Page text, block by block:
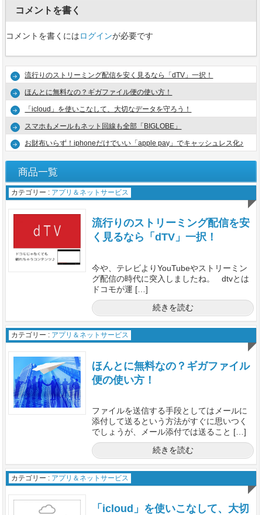
コメントを書く
コメントを書くにはログインが必要です
流行りのストリーミング配信を安く見るなら「dTV」一択！
ほんとに無料なの？ギガファイル便の使い方！
「icloud」を使いこなして、大切なデータを守ろう！
スマホもメールもネット回線も全部「BIGLOBE」
お財布いらず！iphoneだけでいい「apple pay」でキャッシュレス化♪
商品一覧
カテゴリー : アプリ＆ネットサービス
流行りのストリーミング配信を安
く見るなら「dTV」一択！
今や、テレビよりYouTubeやストリーミン
グ配信の時代に突入しましたね。 dtvとは
ドコモが運 […]
続きを読む
カテゴリー : アプリ＆ネットサービス
ほんとに無料なの？ギガファイル
便の使い方！
ファイルを送信する手段としてはメールに
添付して送るという方法がすぐに思いつく
でしょうが、メール添付では送ること […]
続きを読む
カテゴリー : アプリ＆ネットサービス
「icloud」を使いこなして、大切